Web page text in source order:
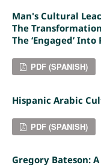
Man's Cultural
The
The ‘engaged’
PDF (SPANISH)
Hispanic Arabic
PDF (SPANISH)
Gregory Bateson: